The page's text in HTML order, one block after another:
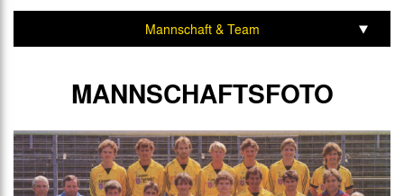
Mannschaft & Team
MANNSCHAFTSFOTO